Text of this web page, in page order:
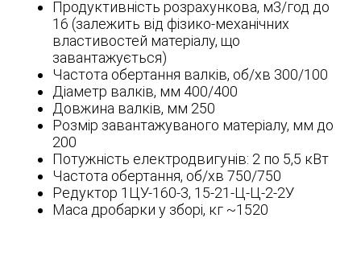
Продуктивність розрахункова, м3/год до
16 (залежить від фізико-механічних
властивостей матеріалу, що
завантажується)
Частота обертання валків, об/хв 300/100
Діаметр валків, мм 400/400
Довжина валків, мм 250
Розмір завантажуваного матеріалу, мм до
200
Потужність електродвигунів: 2 по 5,5 кВт
Частота обертання, об/хв 750/750
Редуктор 1ЦУ-160-3, 15-21-Ц-Ц-2-2У
Маса дробарки у зборі, кг ~1520